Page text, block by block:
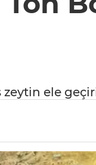
zeytin ele